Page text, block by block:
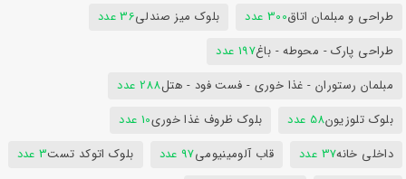
طراحی و مبلمان اتاق300 عدد بلوک میز صندلی36 عدد
طراحی پارک - محوطه - باغ197 عدد
مبلمان رستوران - غذا خوری - فست فود - هتل288 عدد
بلوک تلوزیون58 عدد بلوک ظروف غذا خوری10 عدد
داخلی خانه37 عدد قاب آلومینیومی97 عدد بلوک اتوکد تست3 عدد